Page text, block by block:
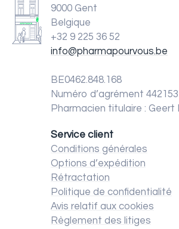
9000 Gent
Belgique
+32 9 225 36 52
info@pharmapourvous.be
BE0462.848.168
Numéro d’agrément 442153
Pharmacien titulaire :
Service client
Conditions générales
Options d’expédition
Rétractation
Politique de confidentialité
Avis relatif aux cookies
Règlement des litiges